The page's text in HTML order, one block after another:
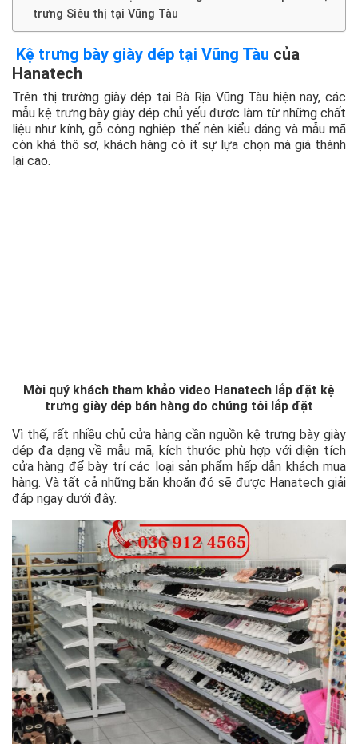
trưng Siêu thị tại Vũng Tàu
Kệ trưng bày giày dép tại Vũng Tàu của
Hanatech
Trên thị trường giày dép tại Bà Rịa Vũng Tàu hiện nay, các
mẫu kệ trưng bày giày dép chủ yếu được làm từ những chất
liệu như kính, gỗ công nghiệp thế nên kiểu dáng và mẫu mã
còn khá thô sơ, khách hàng có ít sự lựa chọn mà giá thành
lại cao.
Mời quý khách tham khảo video Hanatech lắp đặt kệ
trưng giày dép bán hàng do chúng tôi lắp đặt
Vì thế, rất nhiều chủ cửa hàng cần nguồn kệ trưng bày giày
dép đa dạng về mẫu mã, kích thước phù hợp với diện tích
cửa hàng để bày trí các loại sản phẩm hấp dẫn khách mua
hàng. Và tất cả những băn khoăn đó sẽ được Hanatech giải
đáp ngay dưới đây.